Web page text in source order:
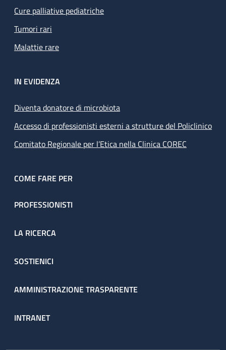
Cure palliative pediatriche
Tumori rari
Malattie rare
IN EVIDENZA
Diventa donatore di microbiota
Accesso di professionisti esterni a strutture del Policlinico
Comitato Regionale per l’Etica nella Clinica COREC
COME FARE PER
PROFESSIONISTI
LA RICERCA
SOSTIENICI
AMMINISTRAZIONE TRASPARENTE
INTRANET